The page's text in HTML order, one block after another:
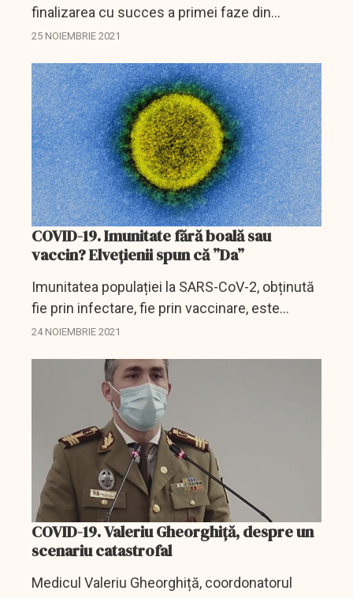
finalizarea cu succes a primei faze din
programul de teste clinice pe oameni a unui
pe termen lung a celulelor...
25 NOIEMBRIE 2021
COVID-19. Imunitate fără boală sau
vaccin? Elvețienii spun că ”Da”
Imunitatea populației la SARS-CoV-2, obținută
fie prin infectare, fie prin vaccinare, este
crucială pentru a depăși pandemia COVID-19.
24 NOIEMBRIE 2021
COVID-19. Valeriu Gheorghiță, despre un
scenariu catastrofal
Medicul Valeriu Gheorghiță, coordonatorul